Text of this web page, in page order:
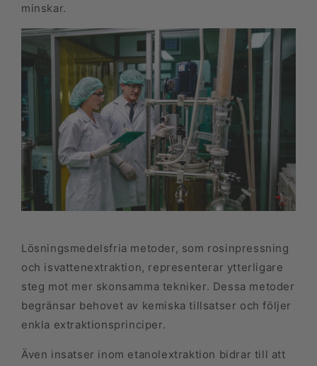
minskar.
Lösningsmedelsfria metoder, som rosinpressning
och isvattenextraktion, representerar ytterligare
steg mot mer skonsamma tekniker. Dessa metoder
begränsar behovet av kemiska tillsatser och följer
enkla extraktionsprinciper.
Även insatser inom etanolextraktion bidrar till att